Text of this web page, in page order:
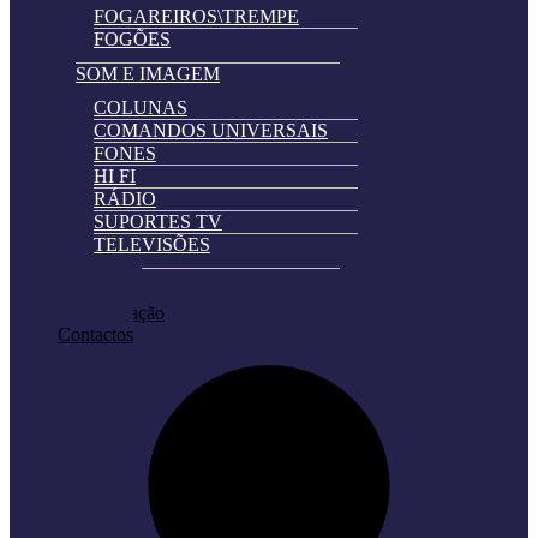
FOGAREIROS\TREMPE
FOGÕES
SOM E IMAGEM
COLUNAS
COMANDOS UNIVERSAIS
FONES
HI FI
RÁDIO
SUPORTES TV
TELEVISÕES
Categories
in
Pedir Cotação
Contactos